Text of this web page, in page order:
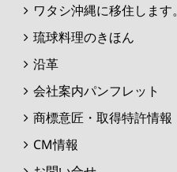
ワタシ沖縄に移住します。
琉球料理のきほん
沿革
会社案内パンフレット
商標意匠・取得特許情報
CM情報